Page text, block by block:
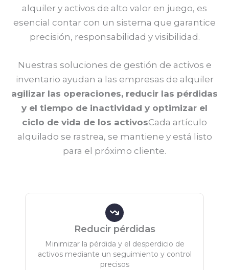
alquiler y activos de alto valor en juego, es
esencial contar con un sistema que garantice
precisión, responsabilidad y visibilidad.
Nuestras soluciones de gestión de activos e
inventario ayudan a las empresas de alquiler
agilizar las operaciones, reducir las pérdidas
y el tiempo de inactividad y optimizar el
ciclo de vida de los activosCada artículo
alquilado se rastrea, se mantiene y está listo
para el próximo cliente.
Reducir pérdidas
Minimizar la pérdida y el desperdicio de
activos mediante un seguimiento y control
precisos